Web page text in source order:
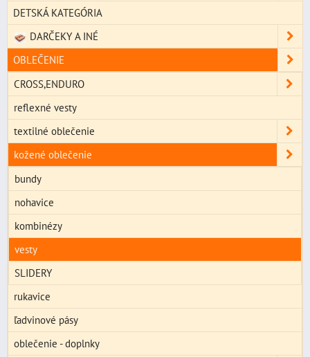
DETSKÁ KATEGÓRIA
DARČEKY A INÉ
OBLEČENIE
CROSS,ENDURO
reflexné vesty
textilné oblečenie
kožené oblečenie
bundy
nohavice
kombinézy
vesty
SLIDERY
rukavice
ľadvinové pásy
oblečenie - doplnky